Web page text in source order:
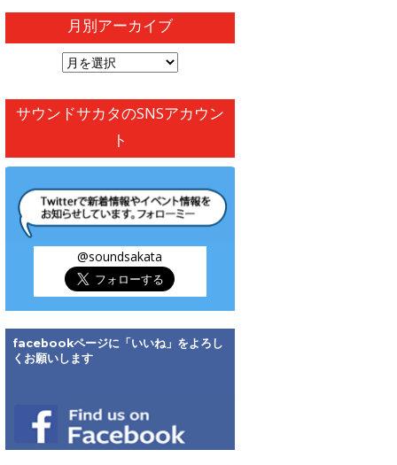
月別アーカイブ
月
ア
ー
イ
ブ
サウンドサカタのSNSアカウン
ト
@soundsakata
facebookページに「いいね」をよろし
くお願いします